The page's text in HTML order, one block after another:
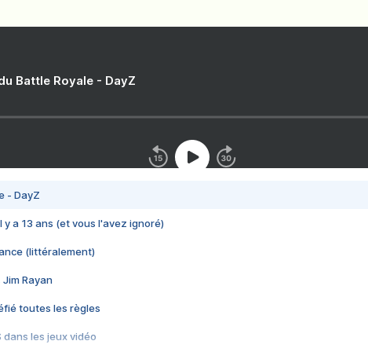
Battle Royale - DayZ
- DayZ
a 13 ans (et vous l'avez ignoré)
(littéralement)
Rayan
toutes les règles
dans les jeux vidéo